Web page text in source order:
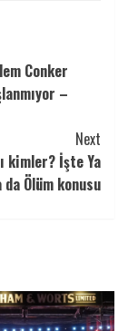
Conker
–
Next
kimler? İşte Ya
da Ölüm konusu